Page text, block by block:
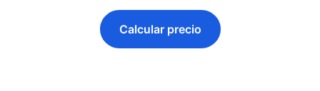
Calcular precio